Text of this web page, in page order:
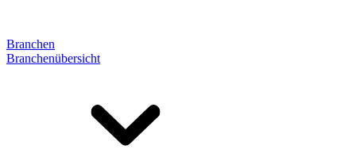
Branchen
Branchenübersicht